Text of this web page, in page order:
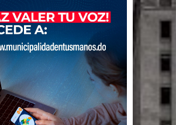
Un lunes trágico deja seis jóvenes
muertos
Heridos y edificios colapsados tras
terremoto de magnitud 7,1 en Japón
Poder Ejecutivo promulga